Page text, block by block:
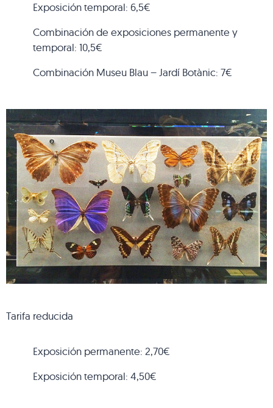
Exposición temporal: 6,5€
Combinación de exposiciones permanente y
temporal: 10,5€
Combinación Museu Blau – Jardí Botànic: 7€
Tarifa reducida
Exposición permanente: 2,70€
Exposición temporal: 4,50€